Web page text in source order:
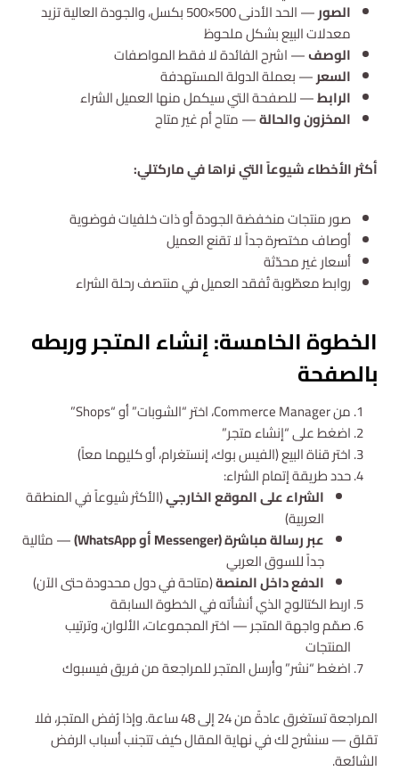
الصور
— الحد الأدنى 500×500 بكسل، والجودة العالية تزيد
معدلات البيع بشكل ملحوظ
الوصف— اشرح الفائدة لا فقط المواصفات
السعر— بعملة الدولة المستهدفة
الرابط— للصفحة التي سيكمل منها العميل الشراء
المخزون والحالة— متاح أم غير متاح
أكثر الأخطاء شيوعاً التي نراها في ماركتلي:
صور منتجات منخفضة الجودة أو ذات خلفيات فوضوية
أوصاف مختصرة جداً لا تقنع العميل
أسعار غير محدّثة
روابط معطّوبة تُفقد العميل في منتصف رحلة الشراء
الخطوة الخامسة: إنشاء المتجر وربطه
بالصفحة
من Commerce Manager، اختر “الشوبات” أو “Shops”
اضغط على “إنشاء متجر”
اختر قناة البيع (الفيس بوك، إنستغرام، أو كليهما معاً)
حدد طريقة إتمام الشراء:
الشراء على الموقع الخارجي(الأكثر شيوعاً في المنطقة
العربية)
عبر رسالة مباشرة (Messenger أو WhatsApp)
— مثالية
جداً للسوق العربي
الدفع داخل المنصة(متاحة في دول محدودة حتى الآن)
اربط الكتالوج الذي أنشأته في الخطوة السابقة
صمّم واجهة المتجر — اختر المجموعات، الألوان، وترتيب
المنتجات
اضغط “نشر” وأرسل المتجر للمراجعة من فريق فيسبوك
المراجعة تستغرق عادةً من 24 إلى 48 ساعة. وإذا رُفض المتجر، فلا
تقلق — سنشرح لك في نهاية المقال كيف تتجنب أسباب الرفض
الشائعة.